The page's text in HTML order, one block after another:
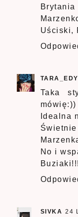
Uściski,
Taka
mówię:))
Idealna
No i
Buziaki!!!
SIVKA 24